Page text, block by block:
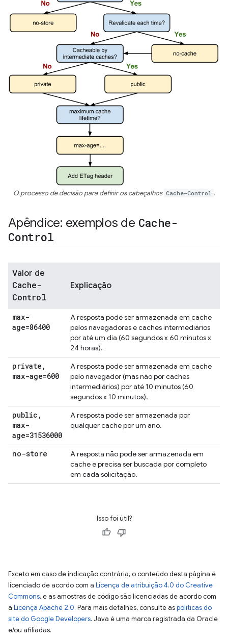
O processo de decisão para definir os cabeçalhos Cache-Control .
Apêndice: exemplos de Cache-
Control
Valor de
Cache-
Control
Explicação
max-
age=86400
A resposta pode ser armazenada em cache
pelos navegadores e caches intermediários
por até um dia (60 segundos x 60 minutos x
24 horas).
private ,
max-age=600
A resposta pode ser armazenada em cache
pelo navegador (mas não por caches
intermediários) por até 10 minutos (60
segundos x 10 minutos).
public ,
max-
age=31536000
A resposta pode ser armazenada por
qualquer cache por um ano.
no-store
A resposta não pode ser armazenada em
cache e precisa ser buscada por completo
em cada solicitação.
Isso foi útil?
Exceto em caso de indicação contrária, o conteúdo desta página é
licenciado de acordo com a Licença de atribuição 4.0 do Creative
Commons, e as amostras de código são licenciadas de acordo com
a Licença Apache 2.0. Para mais detalhes, consulte aspolíticas do
site do Google Developers. Java é uma marca registrada da Oracle
e/ou afiliadas.